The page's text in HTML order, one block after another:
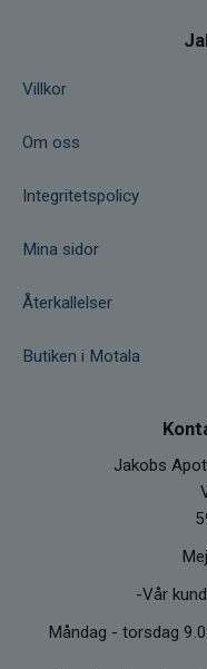
Villkor
Om oss
Integritetspolicy
Mina sidor
Återkallelser
Butiken i Motala
Jakobs
-Vår
Måndag - torsdag